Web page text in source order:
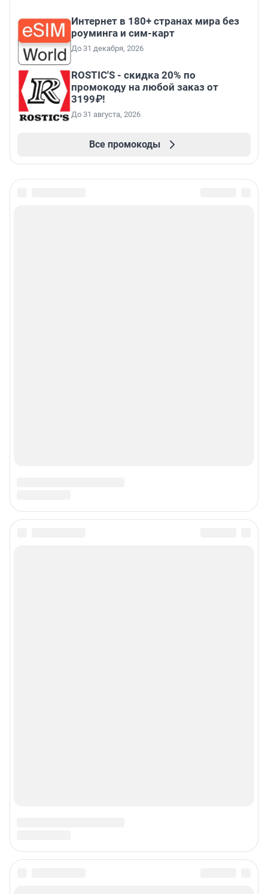
Интернет в 180+ странах мира без
роуминга и сим-карт
До 31 декабря, 2026
ROSTIC'S - скидка 20% по
промокоду на любой заказ от
3199₽!
До 31 августа, 2026
Все промокоды